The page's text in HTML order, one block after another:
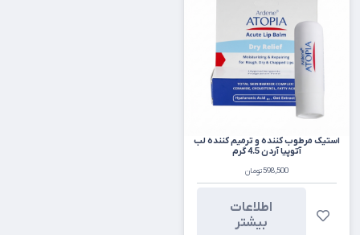
استیک مرطوب کننده و ترمیم کننده لب
آتوپیا آردن 4.5 گرم
598,500تومان
اطلاعات
بیشتر